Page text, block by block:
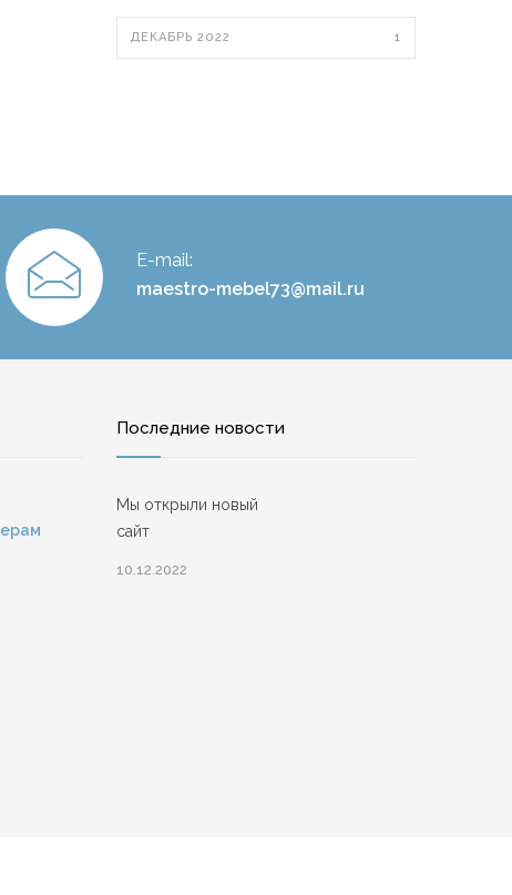
ДЕКАБРЬ 2022 1
E-mail:
maestro-mebel73@mail.ru
Последние новости
Мы открыли новый
сайт
10.12.2022